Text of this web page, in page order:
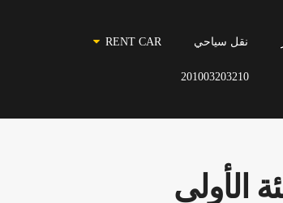
نقل سياحي RENT CAR
201003203210